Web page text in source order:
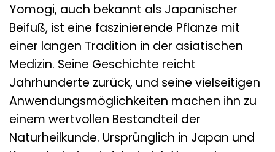
Yomogi, auch bekannt als Japanischer
Beifuß, ist eine faszinierende Pflanze mit
einer langen Tradition in der asiatischen
Medizin. Seine Geschichte reicht
Jahrhunderte zurück, und seine vielseitigen
Anwendungsmöglichkeiten machen ihn zu
einem wertvollen Bestandteil der
Naturheilkunde. Ursprünglich in Japan und